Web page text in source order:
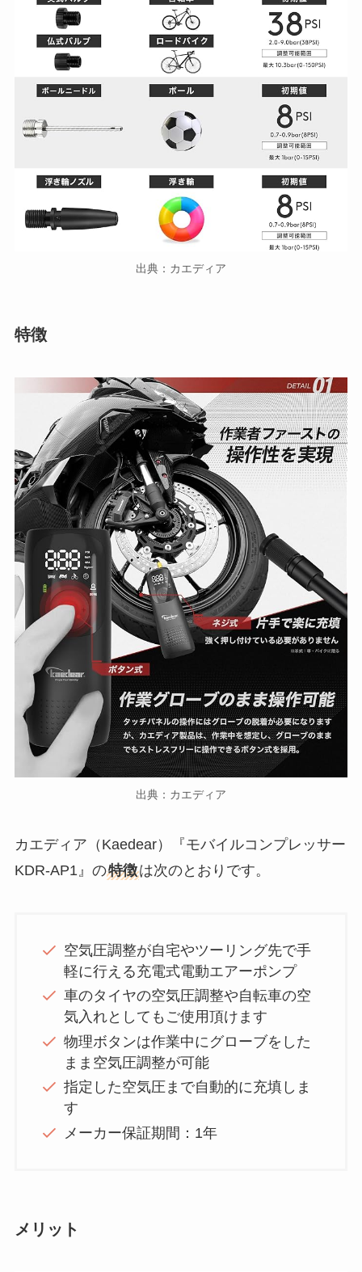
出典：カエディア
特徴
出典：カエディア
カエディア（Kaedear）『モバイルコンプレッサー
KDR-AP1』の特徴は次のとおりです。
空気圧調整が自宅やツーリング先で手
軽に行える充電式電動エアーポンプ
車のタイヤの空気圧調整や自転車の空
気入れとしてもご使用頂けます
物理ボタンは作業中にグローブをした
まま空気圧調整が可能
指定した空気圧まで自動的に充填しま
す
メーカー保証期間：1年
メリット